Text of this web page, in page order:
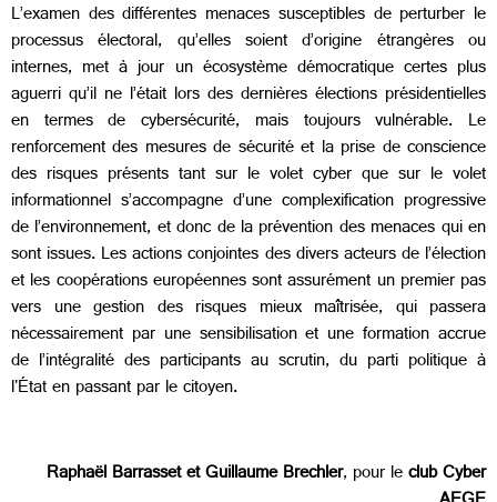
L’examen des différentes menaces susceptibles de perturber le
processus électoral, qu’elles soient d’origine étrangères ou
internes, met à jour un écosystème démocratique certes plus
aguerri qu’il ne l’était lors des dernières élections présidentielles
en termes de cybersécurité, mais toujours vulnérable. Le
renforcement des mesures de sécurité et la prise de conscience
des risques présents tant sur le volet cyber que sur le volet
informationnel s’accompagne d’une complexification progressive
de l’environnement, et donc de la prévention des menaces qui en
sont issues. Les actions conjointes des divers acteurs de l’élection
et les coopérations européennes sont assurément un premier pas
vers une gestion des risques mieux maîtrisée, qui passera
nécessairement par une sensibilisation et une formation accrue
de l’intégralité des participants au scrutin, du parti politique à
l'État en passant par le citoyen.
Raphaël Barrasset et Guillaume Brechler, pour leclub Cyber